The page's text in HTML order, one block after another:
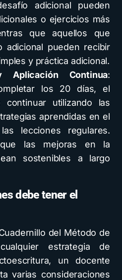
adicional pueden
o ejercicios más
que aquellos que
adicional pueden recibir
y práctica adicional.
Aplicación Continua:
los 20 días, el
continuar utilizando las
aprendidas en el
lecciones regulares.
las mejoras en la
sostenibles a largo
debe tener el
del Método de
estrategia de
un docente
varias consideraciones